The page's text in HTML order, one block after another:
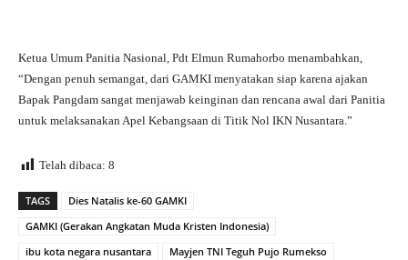
Ketua Umum Panitia Nasional, Pdt Elmun Rumahorbo menambahkan,
“Dengan penuh semangat, dari GAMKI menyatakan siap karena ajakan
Bapak Pangdam sangat menjawab keinginan dan rencana awal dari Panitia
untuk melaksanakan Apel Kebangsaan di Titik Nol IKN Nusantara.”
Telah dibaca: 8
TAGS
Dies Natalis ke-60 GAMKI
GAMKI (Gerakan Angkatan Muda Kristen Indonesia)
ibu kota negara nusantara
Mayjen TNI Teguh Pujo Rumekso